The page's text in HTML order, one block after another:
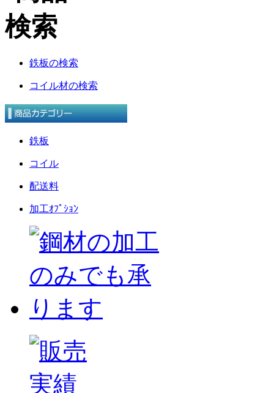
鉄板の検索
コイル材の検索
鉄板
コイル
配送料
加工ｵﾌﾟｼｮﾝ